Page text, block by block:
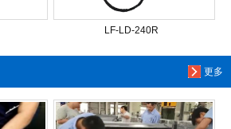
LF-LD-240R
更多